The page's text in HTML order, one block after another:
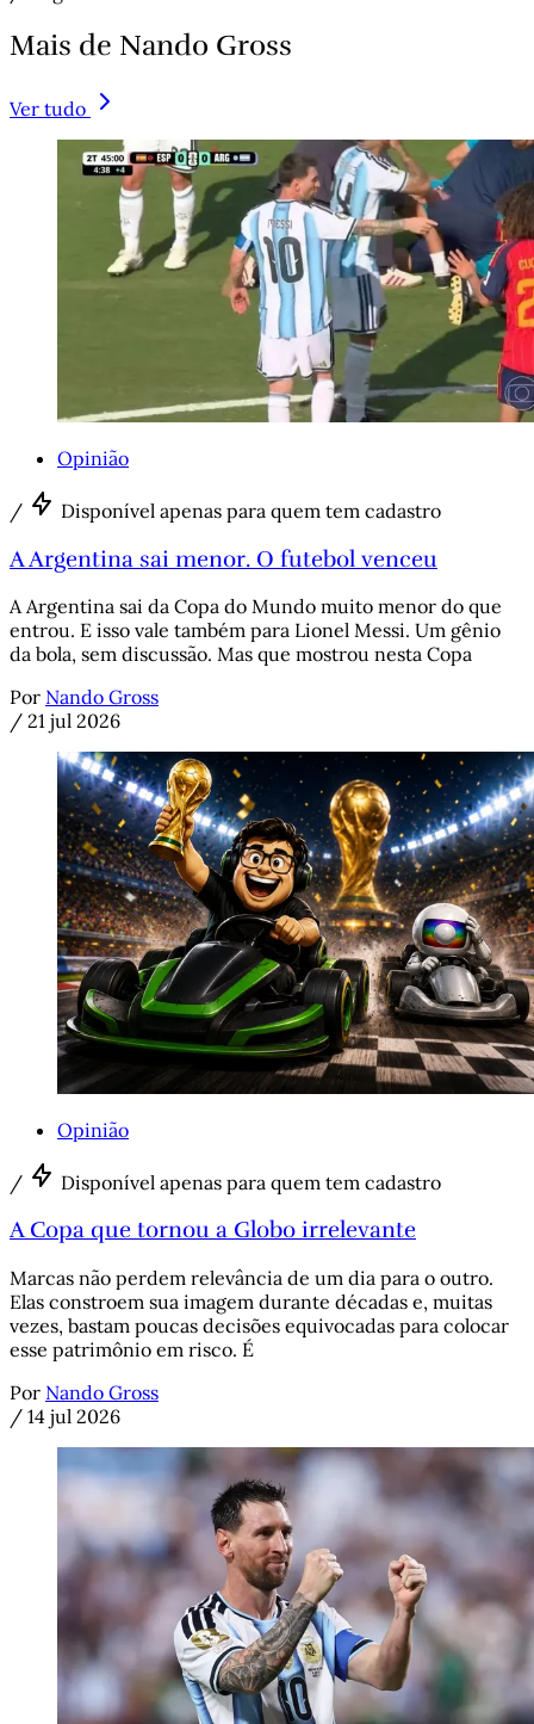
Mais de Nando Gross
Ver tudo
Opinião
/ Disponível apenas para quem tem cadastro
A Argentina sai menor. O futebol venceu
A Argentina sai da Copa do Mundo muito menor do que
entrou. E isso vale também para Lionel Messi. Um gênio
da bola, sem discussão. Mas que mostrou nesta Copa
Por Nando Gross
/ 21 jul 2026
Opinião
/ Disponível apenas para quem tem cadastro
A Copa que tornou a Globo irrelevante
Marcas não perdem relevância de um dia para o outro.
Elas constroem sua imagem durante décadas e, muitas
vezes, bastam poucas decisões equivocadas para colocar
esse patrimônio em risco. É
Por Nando Gross
/ 14 jul 2026